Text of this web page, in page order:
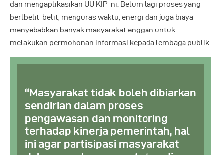
dan mengaplikasikan UU KIP ini. Belum lagi proses yang
berlbelit-belit, menguras waktu, energi dan juga biaya
menyebabkan banyak masyarakat enggan untuk
melakukan permohonan informasi kepada lembaga publik.
“Masyarakat tidak boleh dibiarkan
sendirian dalam proses
pengawasan dan monitoring
terhadap kinerja pemerintah, hal
ini agar partisipasi masyarakat